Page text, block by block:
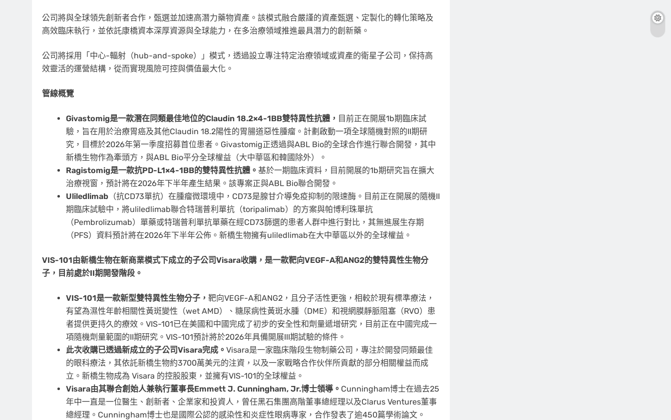
公司將與全球領先創新者合作，甄選並加速高潛力藥物資產。該模式融合嚴謹的資產甄選、定製化的轉化策略及
高效臨床執行，並依託康橋資本深厚資源與全球能力，在多治療領域推進最具潛力的創新藥。
公司將採用「中心-輻射（hub-and-spoke）」模式，透過設立專注特定治療領域或資產的衛星子公司，保持高
效靈活的運營結構，從而實現風險可控與價值最大化。
管線概覽
Givastomig是一款潛在同類最佳地位的Claudin 18.2×4-1BB雙特異性抗體， 目前正在開展1b期臨床試
驗，旨在用於治療胃癌及其他Claudin 18.2陽性的胃腸道惡性腫瘤。計劃啟動一項全球隨機對照的II期研
究，目標於2026年第一季度招募首位患者。Givastomig正透過與ABL Bio的全球合作進行聯合開發，其中
新橋生物作為牽頭方，與ABL Bio平分全球權益（大中華區和韓國除外）。
Ragistomig是一款抗PD-L1×4-1BB的雙特異性抗體。 基於一期臨床資料，目前開展的1b期研究旨在擴大
治療視窗，預計將在2026年下半年產生結果。該專案正與ABL Bio聯合開發。
Uliledlimab （抗CD73單抗）在腫瘤微環境中，CD73是腺甘介導免疫抑制的限速酶。目前正在開展的隨機II
期臨床試驗中，將uliledlimab聯合特瑞普利單抗（toripalimab）的方案與帕博利珠單抗
（Pembrolizumab）單藥或特瑞普利單抗單藥在經CD73篩選的患者人群中進行對比，其無進展生存期
（PFS）資料預計將在2026年下半年公佈。新橋生物擁有uliledlimab在大中華區以外的全球權益。
VIS-101由新橋生物在新商業模式下成立的子公司Visara收購，是一款靶向VEGF-A和ANG2的雙特異性生物分
子，目前處於II期開發階段。
VIS-101是一款新型雙特異性生物分子， 靶向VEGF-A和ANG2，且分子活性更強，相較於現有標準療法，
有望為濕性年齡相關性黃斑變性（wet AMD）、糖尿病性黃斑水腫（DME）和視網膜靜脈阻塞（RVO）患
者提供更持久的療效。VIS-101已在美國和中國完成了初步的安全性和劑量遞增研究，目前正在中國完成一
項隨機劑量範圍的II期研究。VIS-101預計將於2026年具備開展III期試驗的條件。
此次收購已透過新成立的子公司Visara完成。 Visara是一家臨床階段生物制藥公司，專注於開發同類最佳
的眼科療法，其依託新橋生物約3700萬美元的注資，以及一家戰略合作伙伴所貢獻的部分相關權益而成
立。新橋生物成為 Visara 的控股股東，並擁有VIS-101的全球權益。
Visara由其聯合創始人兼執行董事長Emmett J. Cunningham, Jr.博士領導。 Cunningham博士在過去25
年中一直是一位醫生、創新者、企業家和投資人，曾任黑石集團高階董事總經理以及Clarus Ventures董事
總經理。Cunningham博士也是國際公認的感染性和炎症性眼病專家，合作發表了逾450篇學術論文。